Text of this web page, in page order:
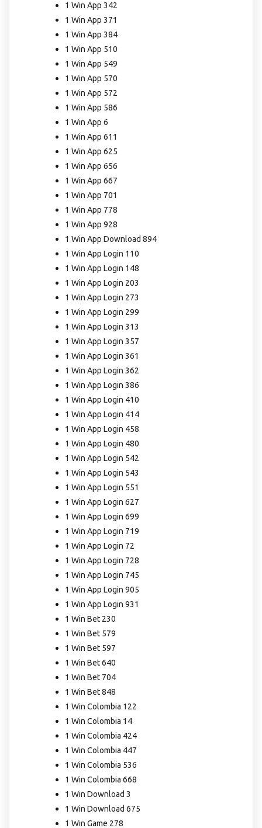
1 Win App 342
1 Win App 371
1 Win App 384
1 Win App 510
1 Win App 549
1 Win App 570
1 Win App 572
1 Win App 586
1 Win App 6
1 Win App 611
1 Win App 625
1 Win App 656
1 Win App 667
1 Win App 701
1 Win App 778
1 Win App 928
1 Win App Download 894
1 Win App Login 110
1 Win App Login 148
1 Win App Login 203
1 Win App Login 273
1 Win App Login 299
1 Win App Login 313
1 Win App Login 357
1 Win App Login 361
1 Win App Login 362
1 Win App Login 386
1 Win App Login 410
1 Win App Login 414
1 Win App Login 458
1 Win App Login 480
1 Win App Login 542
1 Win App Login 543
1 Win App Login 551
1 Win App Login 627
1 Win App Login 699
1 Win App Login 719
1 Win App Login 72
1 Win App Login 728
1 Win App Login 745
1 Win App Login 905
1 Win App Login 931
1 Win Bet 230
1 Win Bet 579
1 Win Bet 597
1 Win Bet 640
1 Win Bet 704
1 Win Bet 848
1 Win Colombia 122
1 Win Colombia 14
1 Win Colombia 424
1 Win Colombia 447
1 Win Colombia 536
1 Win Colombia 668
1 Win Download 3
1 Win Download 675
1 Win Game 278